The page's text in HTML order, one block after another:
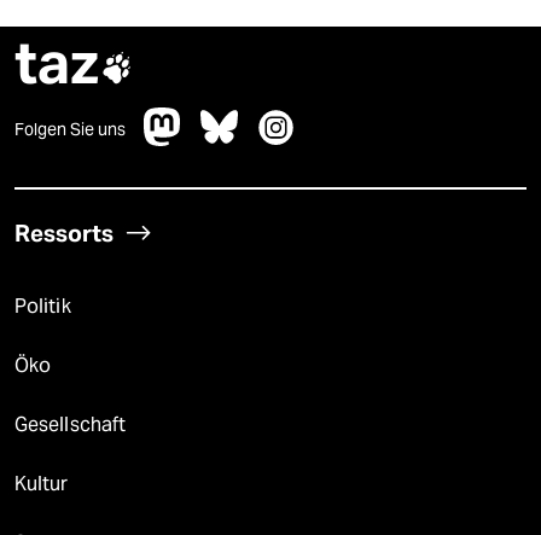
taz
Folgen Sie uns
Ressorts
Politik
Öko
Gesellschaft
Kultur